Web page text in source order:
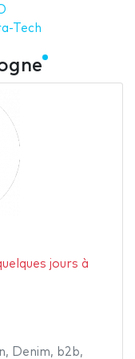
Tech
jours à
, Denim, b2b,